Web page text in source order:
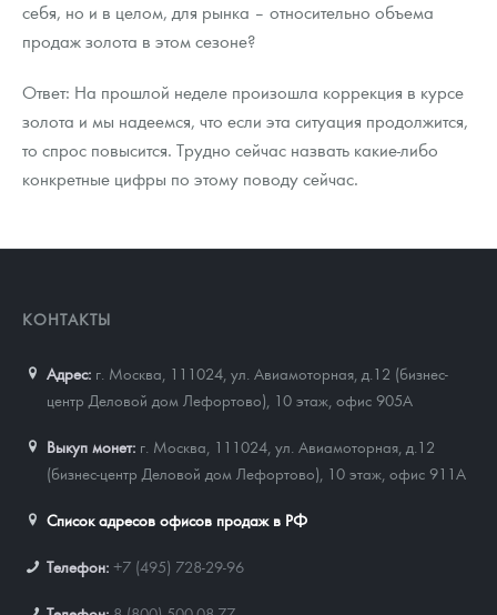
себя, но и в целом, для рынка – относительно объема
продаж золота в этом сезоне?
Ответ: На прошлой неделе произошла коррекция в курсе
золота и мы надеемся, что если эта ситуация продолжится,
то спрос повысится. Трудно сейчас назвать какие-либо
конкретные цифры по этому поводу сейчас.
КОНТАКТЫ
Адрес: г. Москва, 111024 ул. Авиамоторная, д.12 (бизнес-
центр Деловой дом Лефортово), 10 этаж, офис 905А
Выкуп монет: г. Москва, 111024, ул. Авиамоторная, д.12
(бизнес-центр Деловой дом Лефортово), 10 этаж, офис 911А
Список адресов офисов продаж в РФ
Телефон: +7 (495) 728-29-96